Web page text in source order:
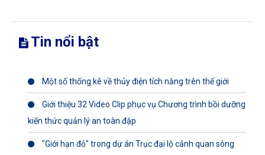
Tin nổi bật
Một số thống kê về thủy điện tích năng trên thế giới
Giới thiệu 32 Video Clip phục vụ Chương trình bồi dưỡng
kiến thức quản lý an toàn đập
"Giới hạn đỏ" trong dự án Trục đại lộ cảnh quan sông